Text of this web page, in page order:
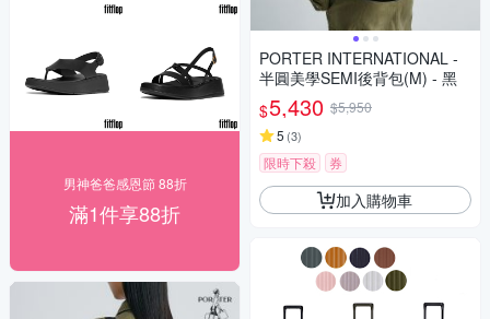
男神爸爸感恩節 88折
滿1件享88折
PORTER INTERNATIONAL -
半圓美學SEMI後背包(M) - 黑
$5,430 $5,950
5 (3)
限時下殺 券
加入購物車